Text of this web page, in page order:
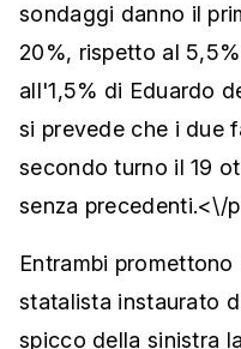
sondaggi danno il
20%, rispetto al
all'1,5% di Eduardo
si prevede che i due
secondo turno il 19
senza precedenti.<\/
Entrambi
statalista instaurato
spicco della sinistra